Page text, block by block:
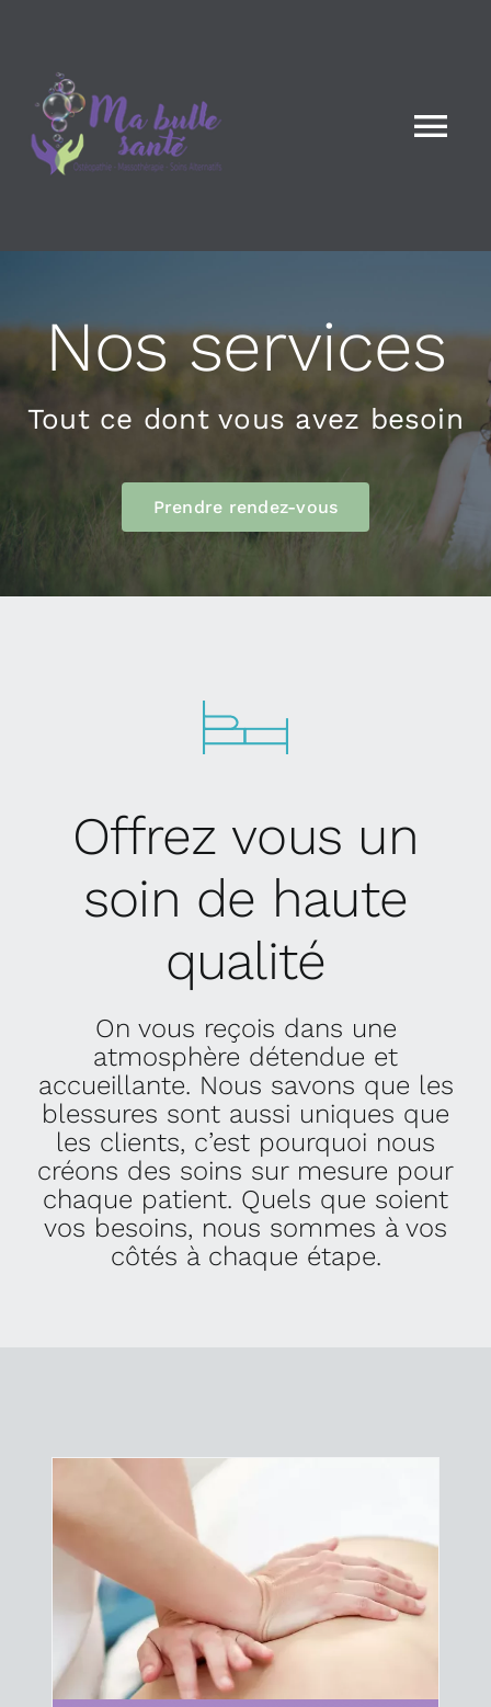
content
Services
Nous joindre
Blogue
Nos services
Tout ce dont vous avez besoin
Prendre rendez-vous
Offrez vous un
soin de haute
qualité
On vous reçois dans une
atmosphère détendue et
accueillante. Nous savons que les
blessures sont aussi uniques que
les clients, c’est pourquoi nous
créons des soins sur mesure pour
chaque patient. Quels que soient
vos besoins, nous sommes à vos
côtés à chaque étape.